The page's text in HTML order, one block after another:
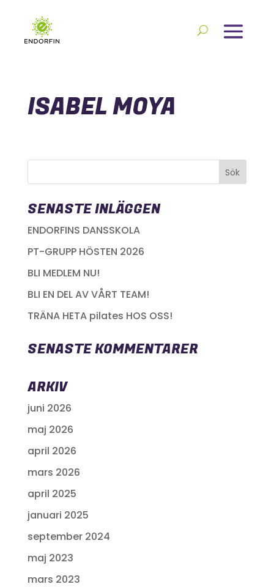
ISABEL MOYA
SENASTE INLÄGGEN
ENDORFINS DANSSKOLA
PT-GRUPP HÖSTEN 2026
BLI MEDLEM NU!
BLI EN DEL AV VÅRT TEAM!
TRÄNA HETA pilates HOS OSS!
SENASTE KOMMENTARER
ARKIV
juni 2026
maj 2026
april 2026
mars 2026
april 2025
januari 2025
september 2024
maj 2023
mars 2023